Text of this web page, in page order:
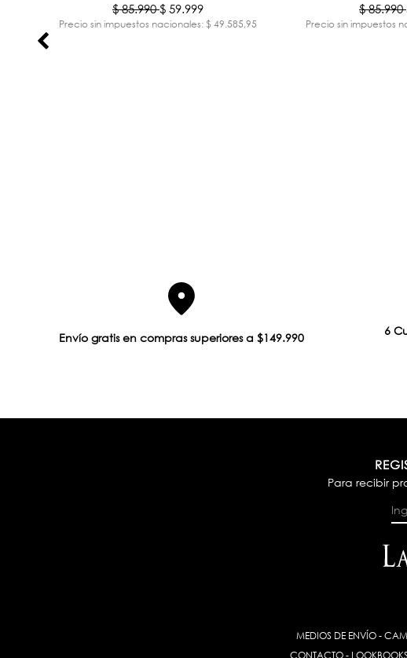
$ 85.990$ 59.999
Precio sin impuestos nacionales: $ 49.585,95
$ 85.990
Precio sin impuestos
Envío gratis en compras superiores a $149.990
6
Para recibir
MEDIOS DE ENVÍO -
CONTACTO-